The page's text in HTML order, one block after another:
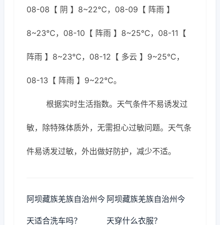
08-08【 阴 】8~22℃，08-09【 阵雨 】
8~23℃，08-10【 阵雨 】8~25℃，08-11【
阵雨 】8~23℃，08-12【 多云 】9~25℃，
08-13【 阵雨 】9~22℃。
根据实时生活指数。天气条件不易诱发过
敏，除特殊体质外，无需担心过敏问题。天气条
件易诱发过敏，外出做好防护，减少不适。
阿坝藏族羌族自治州今
天适合洗车吗？
阿坝藏族羌族自治州今
天穿什么衣服？